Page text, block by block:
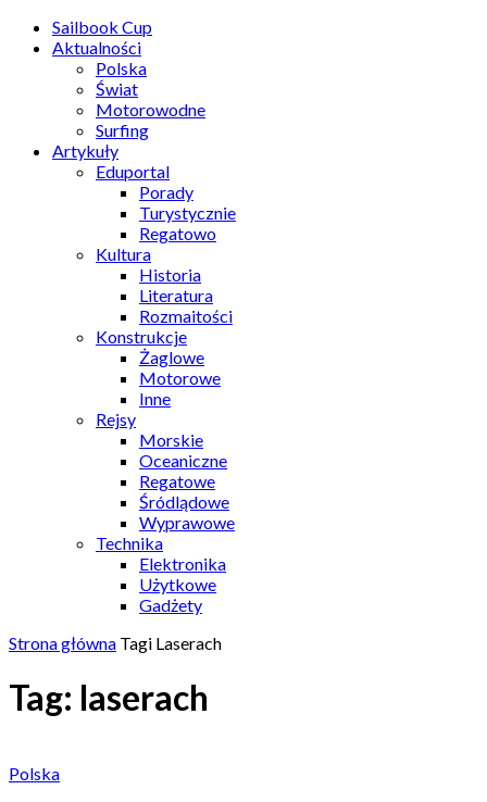
Sailbook Cup
Aktualności
Polska
Świat
Motorowodne
Surfing
Artykuły
Eduportal
Porady
Turystycznie
Regatowo
Kultura
Historia
Literatura
Rozmaitości
Konstrukcje
Żaglowe
Motorowe
Inne
Rejsy
Morskie
Oceaniczne
Regatowe
Śródlądowe
Wyprawowe
Technika
Elektronika
Użytkowe
Gadżety
Strona główna Tagi Laserach
Tag: laserach
Polska